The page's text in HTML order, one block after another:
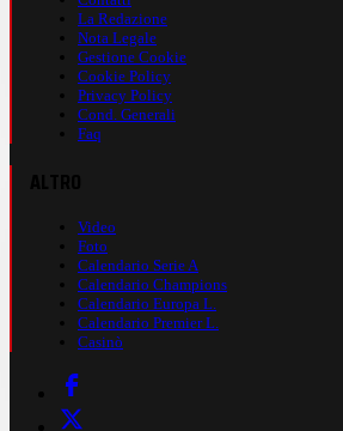
La Redazione
Nota Legale
Gestione Cookie
Cookie Policy
Privacy Policy
Cond. Generali
Faq
Video
Foto
Calendario Serie A
Calendario Champions
Calendario Europa L.
Calendario Premier L.
Casinò